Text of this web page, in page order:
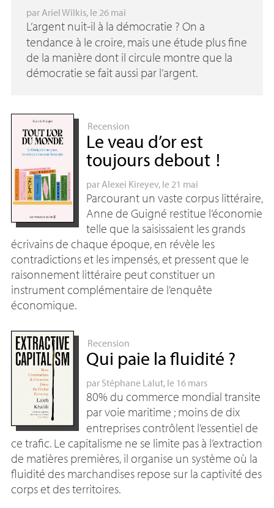
par Ariel Wilkis, le 26 mai
L’argent nuit-il à la démocratie ? On a
tendance à le croire, mais une étude plus fine
de la manière dont il circule montre que la
démocratie se fait aussi par l’argent.
Recension
Le veau d’or est
toujours debout !
par Alexei Kireyev, le 21 mai
Parcourant un vaste corpus littéraire,
Anne de Guigné restitue l’économie
telle que la saisissaient les grands
écrivains de chaque époque, en révèle les
contradictions et les impensés, et pressent que le
raisonnement littéraire peut constituer un
instrument complémentaire de l’enquête
économique.
Recension
Qui paie la fluidité ?
par Stéphane Lalut, le 16 mars
80% du commerce mondial transite
par voie maritime ; moins de dix
entreprises contrôlent l’essentiel de
ce trafic. Le capitalisme ne se limite pas à l’extraction
de matières premières, il organise un système où la
fluidité des marchandises repose sur la captivité des
corps et des territoires.